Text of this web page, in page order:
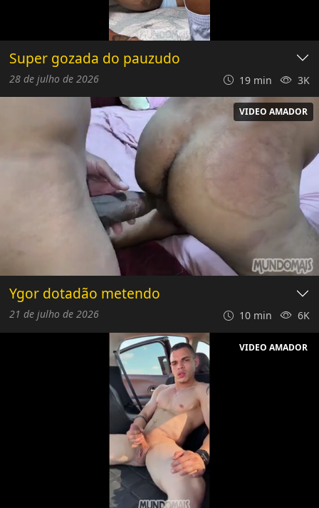
Super gozada do pauzudo
28 de julho de 2026 19 min 3K
VIDEO AMADOR
Ygor dotadão metendo
21 de julho de 2026 10 min 6K
VIDEO AMADOR